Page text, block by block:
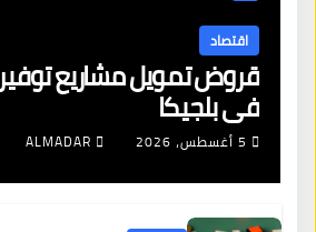
اقتصاد
قروض تمويل مشاريع توفير
في بلجيكا
5 أغسطس، 2026 ALMADAR